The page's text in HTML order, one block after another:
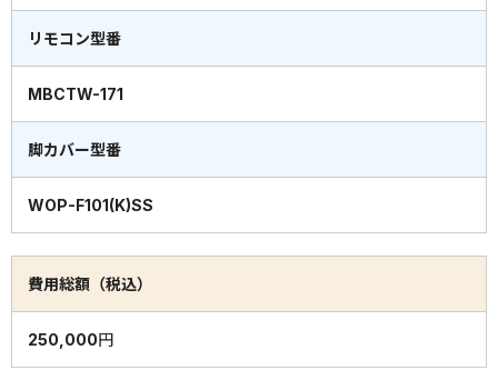
リモコン型番
MBCTW-171
脚カバー型番
WOP-F101(K)SS
費用総額（税込）
250,000円